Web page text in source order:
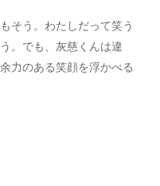
そう。わたしだって笑う
。でも、灰慈くんは違
力のある笑顔を浮かべる